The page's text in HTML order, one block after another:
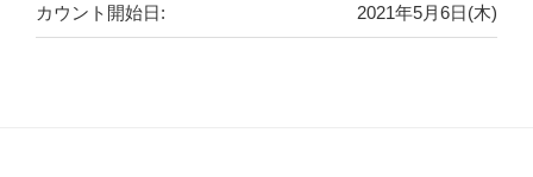
2021年5月6日(木)
カウント開始日: